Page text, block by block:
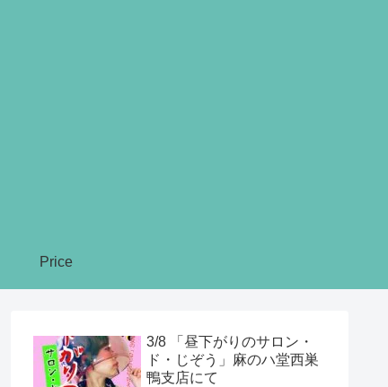
Price
3/8 「昼下がりのサロン・
ド・じぞう」麻のハ堂西巣
鴨支店にて